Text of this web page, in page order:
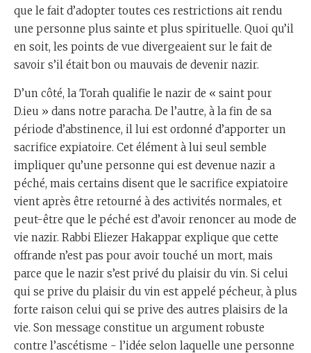
que le fait d’adopter toutes ces restrictions ait rendu
une personne plus sainte et plus spirituelle. Quoi qu’il
en soit, les points de vue divergeaient sur le fait de
savoir s’il était bon ou mauvais de devenir nazir.
D’un côté, la Torah qualifie le nazir de « saint pour
D.ieu » dans notre paracha. De l’autre, à la fin de sa
période d’abstinence, il lui est ordonné d’apporter un
sacrifice expiatoire. Cet élément à lui seul semble
impliquer qu’une personne qui est devenue nazir a
péché, mais certains disent que le sacrifice expiatoire
vient après être retourné à des activités normales, et
peut-être que le péché est d’avoir renoncer au mode de
vie nazir. Rabbi Eliezer Hakappar explique que cette
offrande n’est pas pour avoir touché un mort, mais
parce que le nazir s’est privé du plaisir du vin. Si celui
qui se prive du plaisir du vin est appelé pécheur, à plus
forte raison celui qui se prive des autres plaisirs de la
vie. Son message constitue un argument robuste
contre l’ascétisme - l’idée selon laquelle une personne